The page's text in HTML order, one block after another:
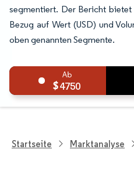
segmentiert. Der Bericht
Bezug auf Wert (USD) und
oben genannten Segmente.
4750
Startseite Marktanalyse